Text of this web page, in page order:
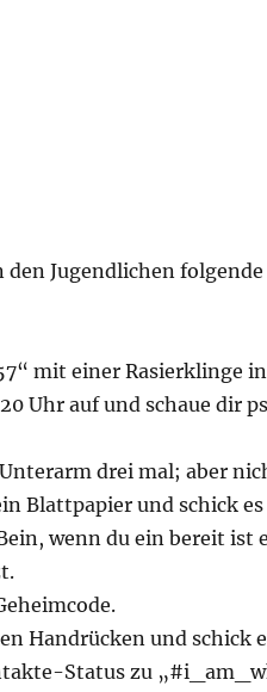
Jugendlichen
mit einer Rasierklinge
Uhr auf und schaue dir
drei mal; aber
Blattpapier und schick
wenn du ein bereit
Handrücken und schick
Status zu